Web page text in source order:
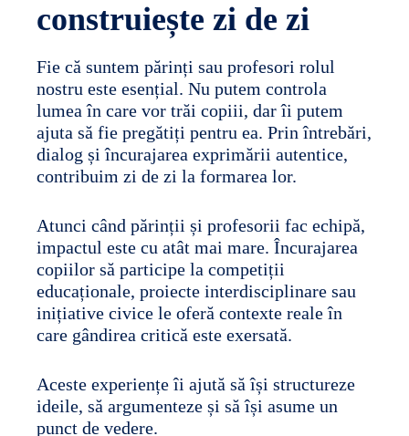
construiește zi de zi
Fie că suntem părinți sau profesori rolul
nostru este esențial. Nu putem controla
lumea în care vor trăi copiii, dar îi putem
ajuta să fie pregătiți pentru ea. Prin întrebări,
dialog și încurajarea exprimării autentice,
contribuim zi de zi la formarea lor.
Atunci când părinții și profesorii fac echipă,
impactul este cu atât mai mare. Încurajarea
copiilor să participe la competiții
educaționale, proiecte interdisciplinare sau
inițiative civice le oferă contexte reale în
care gândirea critică este exersată.
Aceste experiențe îi ajută să își structureze
ideile, să argumenteze și să își asume un
punct de vedere.